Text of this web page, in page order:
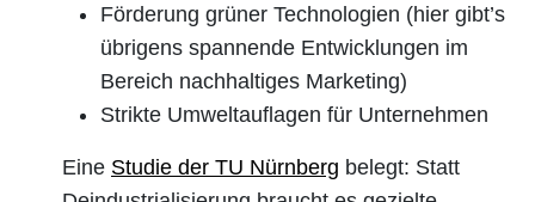
Förderung grüner Technologien (hier gibt’s
übrigens spannende Entwicklungen im
Bereich nachhaltiges Marketing)
Strikte Umweltauflagen für Unternehmen
Eine Studie der TU Nürnberg belegt: Statt